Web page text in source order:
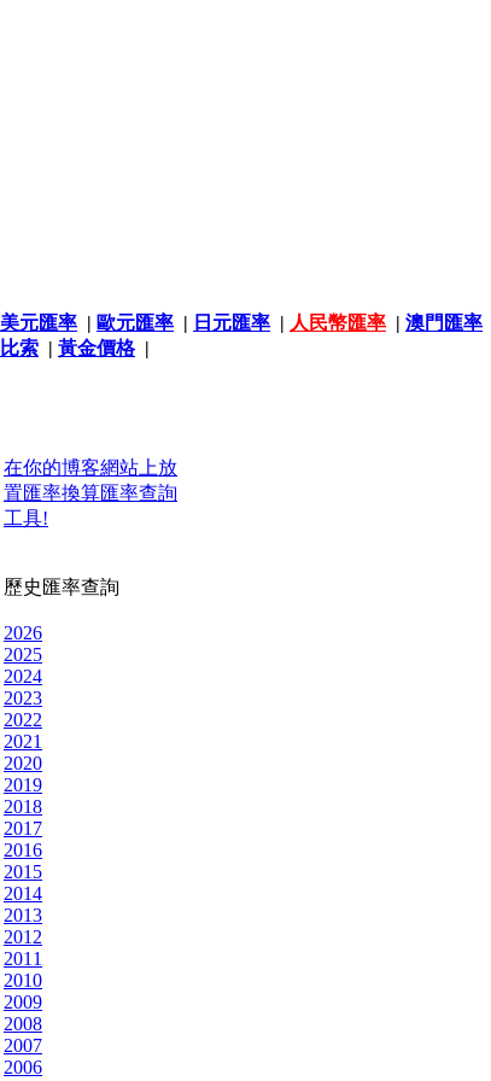
美元匯率 | 歐元匯率 | 日元匯率 | 人民幣匯率 | 澳門匯率
比索 | 黃金價格|
在你的博客網站上放
置匯率換算匯率查詢
工具!
歷史匯率查詢
2026
2025
2024
2023
2022
2021
2020
2019
2018
2017
2016
2015
2014
2013
2012
2011
2010
2009
2008
2007
2006